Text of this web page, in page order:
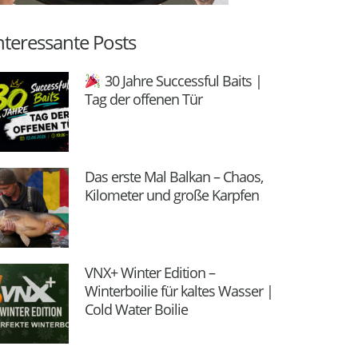
Posts
30 Jahre Successful Baits |
Tag der offenen Tür
Das erste Mal Balkan – Chaos,
Kilometer und große Karpfen
VNX+ Winter Edition –
Winterboilie für kaltes Wasser |
Cold Water Boilie